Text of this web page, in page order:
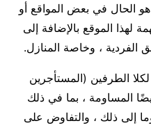
هو الحال في بعض المواقع أو
لهذا الموقع بالإضافة إلى
الفردية ، وخاصة المنازل.
لكلا الطرفين (المستأجرين
المساومة ، بما في ذلك
إلى ذلك ، والتفاوض على